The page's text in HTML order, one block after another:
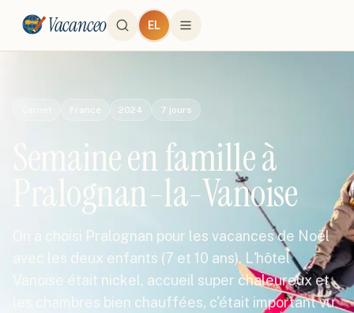
Vacanceo EL
France 2024 7 jours
Semaine en famille à
Pralognan-la-Vanoise
On a choisi Pralognan pour les vacances de Noël
avec les deux enfants (7 et 10 ans). L'hôtel
Vanoise était nickel, accueil super chaleureux et
les chambres bien chauffées, c'était important vu